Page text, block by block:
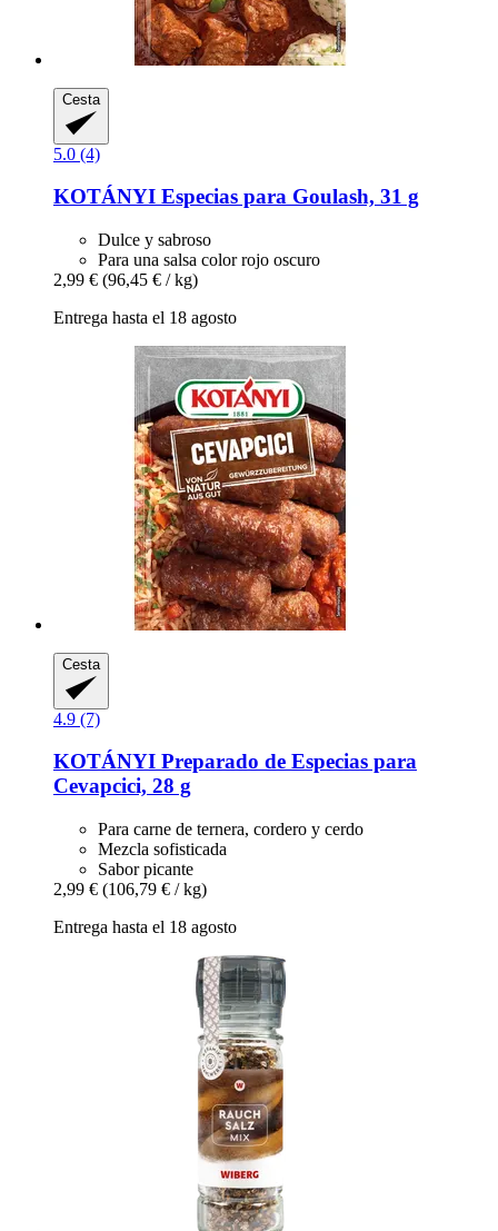
Cesta
5.0 (4)
KOTÁNYI Especias para Goulash, 31 g
Dulce y sabroso
Para una salsa color rojo oscuro
2,99 € (96,45 € / kg)
Entrega hasta el 18 agosto
Cesta
4.9 (7)
KOTÁNYI Preparado de Especias para
Cevapcici, 28 g
Para carne de ternera, cordero y cerdo
Mezcla sofisticada
Sabor picante
2,99 € (106,79 € / kg)
Entrega hasta el 18 agosto